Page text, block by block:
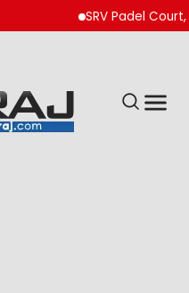
SRV Padel Court,